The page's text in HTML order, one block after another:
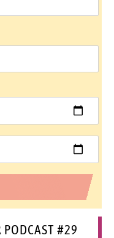
PODCAST #29